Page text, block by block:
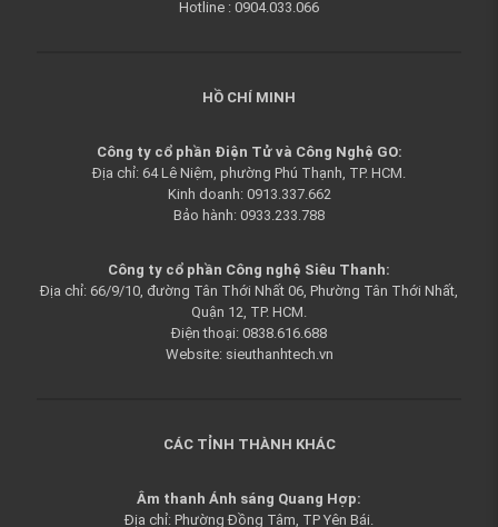
Hotline : 0904.033.066
HỒ CHÍ MINH
Công ty cổ phần Điện Tử và Công Nghệ GO:
Địa chỉ: 64 Lê Niệm, phường Phú Thạnh, TP. HCM.
Kinh doanh: 0913.337.662
Bảo hành: 0933.233.788
Công ty cổ phần Công nghệ Siêu Thanh:
Địa chỉ: 66/9/10, đường Tân Thới Nhất 06, Phường Tân Thới Nhất,
Quận 12, TP. HCM.
Điện thoại: 0838.616.688
Website: sieuthanhtech.vn
CÁC TỈNH THÀNH KHÁC
Âm thanh Ánh sáng Quang Hợp:
Địa chỉ: Phường Đồng Tâm, TP Yên Bái.